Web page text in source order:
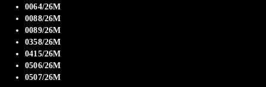
0064/26M
0088/26M
0089/26M
0358/26M
0415/26M
0506/26M
0507/26M